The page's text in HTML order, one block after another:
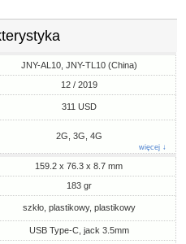
JNY-AL10, JNY-TL10 (China)
12 / 2019
311 USD
2G, 3G, 4G
więcej ↓
159.2 x 76.3 x 8.7 mm
183 gr
szkło, plastikowy, plastikowy
USB Type-C, jack 3.5mm